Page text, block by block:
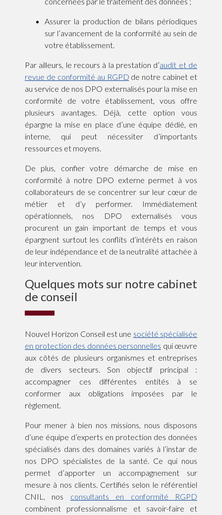
Assurer la production de bilans périodiques
sur l’avancement de la conformité au sein de
votre établissement.
Par ailleurs, le recours à la prestation d’audit et de
revue de conformité au RGPD de notre cabinet et
au service de nos DPO externalisés pour la mise en
conformité de votre établissement, vous offre
plusieurs avantages. Déjà, cette option vous
épargne la mise en place d’une équipe dédié, en
interne, qui peut nécessiter d’importants
ressources et moyens.
De plus, confier votre démarche de mise en
conformité à notre DPO externe permet à vos
collaborateurs de se concentrer sur leur cœur de
métier et d’y performer. Immédiatement
opérationnels, nos DPO externalisés vous
procurent un gain important de temps et vous
épargnent surtout les conflits d’intérêts en raison
de leur indépendance et de la neutralité attachée à
leur intervention.
Quelques mots sur notre cabinet
de conseil
Nouvel Horizon Conseil est une société spécialisée
en protection des données personnelles qui œuvre
aux côtés de plusieurs organismes et entreprises
de divers secteurs. Son objectif principal :
accompagner ces différentes entités à se
conformer aux obligations imposées par le
règlement.
Pour mener à bien nos missions, nous disposons
d’une équipe d’experts en protection des données
spécialisés dans des domaines variés à l’instar de
nos DPO spécialistes de la santé. Ce qui nous
permet d’apporter un accompagnement sur
mesure à nos clients. Certifiés selon le référentiel
CNIL, nos consultants en conformité RGPD
combinent professionnalisme et savoir-faire et